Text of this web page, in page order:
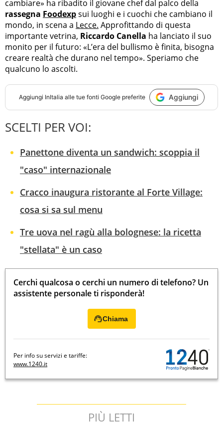
cambiare» ha ribadito il giovane chef dal palco della
rassegna Foodexpsui luoghi e i cuochi che cambiano il
mondo, in scena a Lecce. Approfittando di questa
importante vetrina, Riccardo Canella ha lanciato il suo
monito per il futuro: «L’era del bullismo è finita, bisogna
creare realtà che durano nel tempo». Speriamo che
qualcuno lo ascolti.
Aggiungi InItalia alle tue fonti Google preferite Aggiungi
SCELTI PER VOI:
Panettone diventa un sandwich: scoppia il
"caso" internazionale
Cracco inaugura ristorante al Forte Village:
cosa si sa sul menu
Tre uova nel ragù alla bolognese: la ricetta
"stellata" è un caso
Cerchi qualcosa o cerchi un numero di telefono? Un
assistente personale ti risponderà!
Chiama
Per info su servizi e tariffe:
www.1240.it
PIÙ LETTI